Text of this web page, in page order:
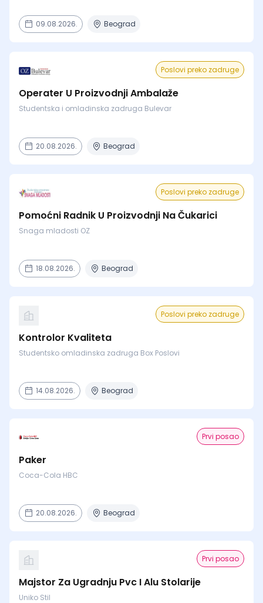
09.08.2026. Beograd
Poslovi preko zadruge
Operater U Proizvodnji Ambalaže
Studentska i omladinska zadruga Bulevar
20.08.2026. Beograd
Poslovi preko zadruge
Pomoćni Radnik U Proizvodnji Na Čukarici
Snaga mladosti OZ
18.08.2026. Beograd
Poslovi preko zadruge
Kontrolor Kvaliteta
Studentsko omladinska zadruga Box Poslovi
14.08.2026. Beograd
Prvi posao
Paker
Coca-Cola HBC
20.08.2026. Beograd
Prvi posao
Majstor Za Ugradnju Pvc I Alu Stolarije
Uniko Stil